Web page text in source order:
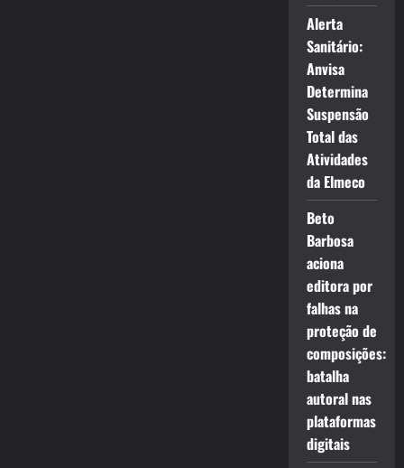
Alerta
Sanitário:
Anvisa
Determina
Suspensão
Total das
Atividades
da Elmeco
Beto
Barbosa
aciona
editora por
falhas na
proteção de
composições:
batalha
autoral nas
plataformas
digitais